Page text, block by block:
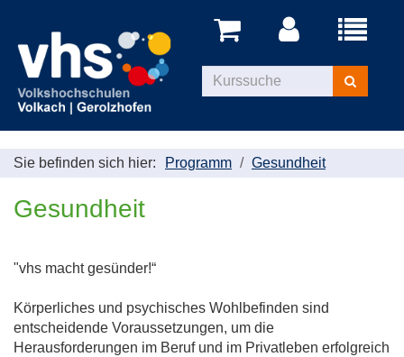
Menü
Kurse
suchen
Sie befinden sich hier: Programm Gesundheit
Gesundheit
"vhs macht gesünder!“
Körperliches und psychisches Wohlbefinden sind
entscheidende Voraussetzungen, um die
Herausforderungen im Beruf und im Privatleben erfolgreich